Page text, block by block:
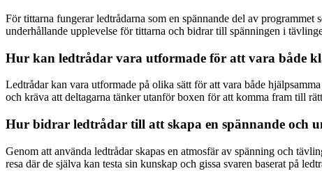
För tittarna fungerar ledtrådarna som en spännande del av
underhållande upplevelse för tittarna och bidrar till spänningen i
Hur kan ledtrådar vara utformade för att vara både
Ledtrådar kan vara utformade på olika sätt för att vara både
och kräva att deltagarna tänker utanför boxen för att komma fram till
Hur bidrar ledtrådar till att skapa en spännande och
Genom att använda ledtrådar skapas en atmosfär av spänning och
resa där de själva kan testa sin kunskap och gissa svaren baserat på